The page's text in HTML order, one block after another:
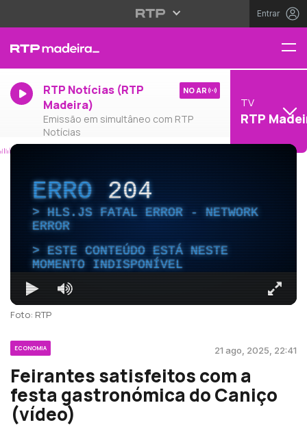
Entrar
RTP Notícias (RTP
Madeira)
Emissão em simultâneo com RTP
Notícias
NO AR
TV
RTP
ERRO204
HLS.JS FATAL ERROR - NETWORK
ERROR
ESTE CONTEÚDO ESTÁ NESTE
MOMENTO INDISPONÍVEL
Foto: RTP
ECONOMIA 21 ago, 2025, 22:41
Feirantes satisfeitos com a
festa gastronómica do Caniço
(vídeo)